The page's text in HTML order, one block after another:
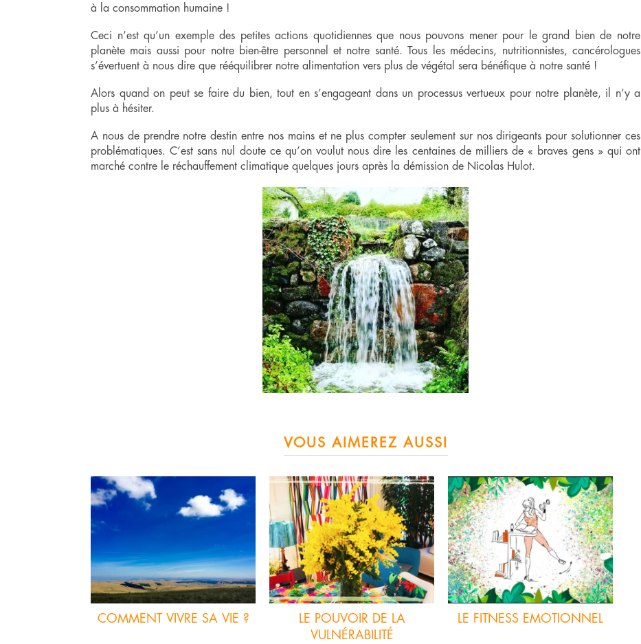
à la consommation humaine !
Ceci n’est qu’un exemple des petites actions quotidiennes que nous pouvons mener pour le grand bien de notre
planète mais aussi pour notre bien-être personnel et notre santé. Tous les médecins, nutritionnistes, cancérologues
s’évertuent à nous dire que rééquilibrer notre alimentation vers plus de végétal sera bénéfique à notre santé !
Alors quand on peut se faire du bien, tout en s’engageant dans un processus vertueux pour notre planète, il n’y a
plus à hésiter.
A nous de prendre notre destin entre nos mains et ne plus compter seulement sur nos dirigeants pour solutionner ces
problématiques. C’est sans nul doute ce qu’on voulut nous dire les centaines de milliers de « braves gens » qui ont
marché contre le réchauffement climatique quelques jours après la démission de Nicolas Hulot.
VOUS AIMEREZ AUSSI
COMMENT VIVRE SA VIE ?
LE POUVOIR DE LA
VULNÉRABILITÉ
LE FITNESS EMOTIONNEL